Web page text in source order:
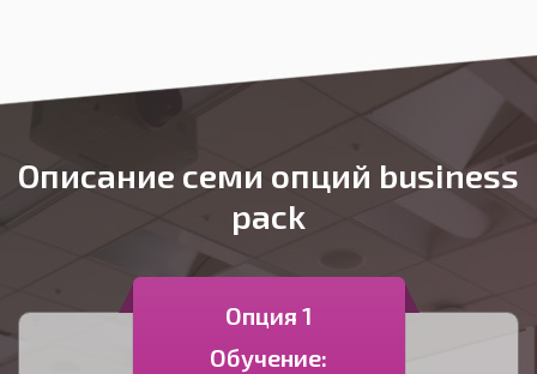
Описание семи опций business
pack
Опция 1
Обучение: